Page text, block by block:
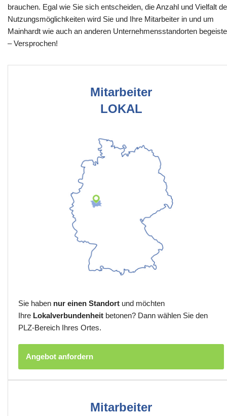
brauchen. Egal wie Sie sich entscheiden, die Anzahl und Vielfalt
Nutzungsmöglichkeiten wird Sie und Ihre Mitarbeiter in und um
Mainhardt wie auch an anderen Unternehmensstandorten
– Versprochen!
Mitarbeiter
LOKAL
Sie haben nur einen Standort und möchten
Ihre Lokalverbundenheit betonen? Dann wählen Sie den
PLZ-Bereich Ihres Ortes.
Angebot anfordern
Mitarbeiter